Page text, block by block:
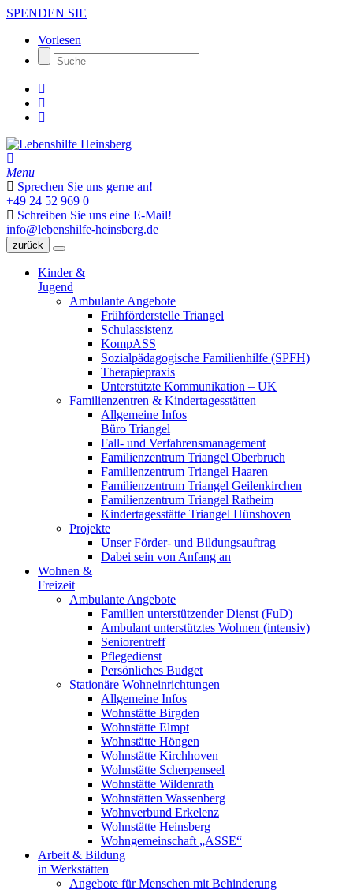
SPENDEN SIE
Vorlesen
Menu
Sprechen Sie uns gerne an!
+49 24 52 969 0
Schreiben Sie uns eine E-Mail!
info@lebenshilfe-heinsberg.de
zurück
Kinder &
Jugend
Ambulante Angebote
Frühförderstelle Triangel
Schulassistenz
KompASS
Sozialpädagogische Familienhilfe (SPFH)
Therapiepraxis
Unterstützte Kommunikation – UK
Familienzentren & Kindertagesstätten
Allgemeine Infos
Büro Triangel
Fall- und Verfahrensmanagement
Familienzentrum Triangel Oberbruch
Familienzentrum Triangel Haaren
Familienzentrum Triangel Geilenkirchen
Familienzentrum Triangel Ratheim
Kindertagesstätte Triangel Hünshoven
Projekte
Unser Förder- und Bildungsauftrag
Dabei sein von Anfang an
Wohnen &
Freizeit
Ambulante Angebote
Familien unterstützender Dienst (FuD)
Ambulant unterstütztes Wohnen (intensiv)
Seniorentreff
Pflegedienst
Persönliches Budget
Stationäre Wohneinrichtungen
Allgemeine Infos
Wohnstätte Birgden
Wohnstätte Elmpt
Wohnstätte Höngen
Wohnstätte Kirchhoven
Wohnstätte Scherpenseel
Wohnstätte Wildenrath
Wohnstätten Wassenberg
Wohnverbund Erkelenz
Wohnstätte Heinsberg
Wohngemeinschaft „ASSE“
Arbeit & Bildung
in Werkstätten
Angebote für Menschen mit Behinderung